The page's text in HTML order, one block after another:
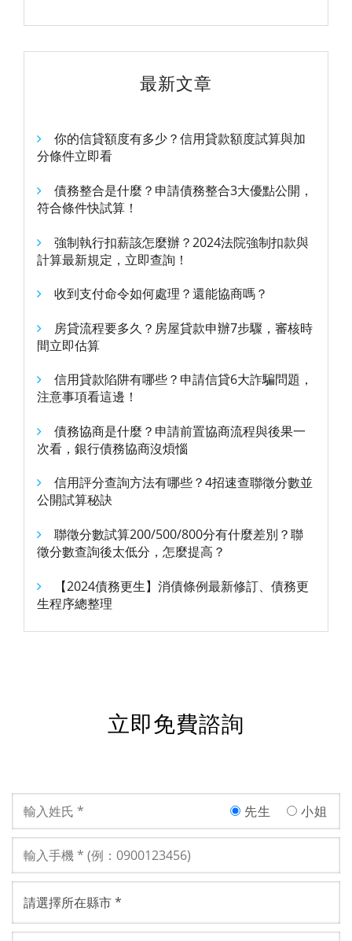
最新文章
你的信貸額度有多少？信用貸款額度試算與加
分條件立即看
債務整合是什麼？申請債務整合3大優點公開，
符合條件快試算！
強制執行扣薪該怎麼辦？2024法院強制扣款與
計算最新規定，立即查詢！
收到支付命令如何處理？還能協商嗎？
房貸流程要多久？房屋貸款申辦7步驟，審核時
間立即估算
信用貸款陷阱有哪些？申請信貸6大詐騙問題，
注意事項看這邊！
債務協商是什麼？申請前置協商流程與後果一
次看，銀行債務協商沒煩惱
信用評分查詢方法有哪些？4招速查聯徵分數並
公開試算秘訣
聯徵分數試算200/500/800分有什麼差別？聯
徵分數查詢後太低分，怎麼提高？
【2024債務更生】消債條例最新修訂、債務更
生程序總整理
立即免費諮詢
先生 小姐